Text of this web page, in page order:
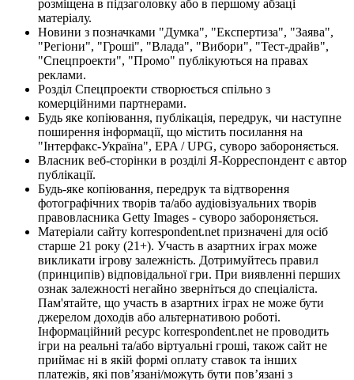
розміщена в підзаголовку або в першому абзаці
матеріалу.
Новини з позначками "Думка", "Експертиза", "Заява",
"Регіони", "Гроші", "Влада", "Вибори", "Тест-драйв",
"Спецпроекти", "Промо" публікуються на правах
реклами.
Розділ Спецпроекти створюється спільно з
комерційними партнерами.
Будь яке копіювання, публікація, передрук, чи наступне
поширення інформації, що містить посилання на
"Інтерфакс-Україна", EPA / UPG, суворо забороняється.
Власник веб-сторінки в розділі Я-Корреспондент є автор
публікації.
Будь-яке копіювання, передрук та відтворення
фотографічних творів та/або аудіовізуальних творів
правовласника Getty Images - суворо забороняється.
Матеріали сайту korrespondent.net призначені для осіб
старше 21 року (21+). Участь в азартних іграх може
викликати ігрову залежність. Дотримуйтесь правил
(принципів) відповідальної гри. При виявленні перших
ознак залежності негайно зверніться до спеціаліста.
Пам'ятайте, що участь в азартних іграх не може бути
джерелом доходів або альтернативою роботі.
Інформаційний ресурс korrespondent.net не проводить
ігри на реальні та/або віртуальні гроші, також сайт не
приймає ні в якій формі оплату ставок та інших
платежів, які пов’язані/можуть бути пов’язані з